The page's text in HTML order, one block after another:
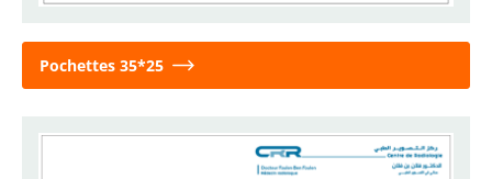
Pochettes 35*25